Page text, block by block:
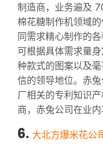
制造商，业务遍及
棉花糖制作机领域
同需求精心制作的
可根据具体需求量
种款式的图案以及
信的领导地位。赤
厂相关的专利知识
商，赤兔公司在业内
6. 大北方爆米花公